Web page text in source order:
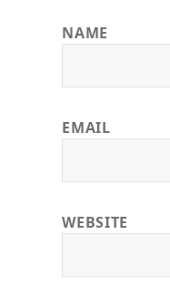
NAME
EMAIL
WEBSITE